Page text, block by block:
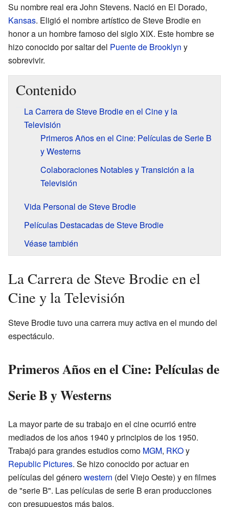
Su nombre real era John Stevens. Nació en El Dorado,
Kansas. Eligió el nombre artístico de Steve Brodie en
honor a un hombre famoso del siglo XIX. Este hombre se
hizo conocido por saltar del Puente de Brooklyn y
sobrevivir.
Contenido
La Carrera de Steve Brodie en el Cine y la
Televisión
Primeros Años en el Cine: Películas de Serie B
y Westerns
Colaboraciones Notables y Transición a la
Televisión
Vida Personal de Steve Brodie
Películas Destacadas de Steve Brodie
Véase también
La Carrera de Steve Brodie en el
Cine y la Televisión
Steve Brodie tuvo una carrera muy activa en el mundo del
espectáculo.
Primeros Años en el Cine: Películas de
Serie B y Westerns
La mayor parte de su trabajo en el cine ocurrió entre
mediados de los años 1940 y principios de los 1950.
Trabajó para grandes estudios como MGM, RKOy
Republic Pictures. Se hizo conocido por actuar en
películas del génerowestern (del Viejo Oeste) y en filmes
de "serie B". Las películas de serie B eran producciones
con presupuestos más bajos.